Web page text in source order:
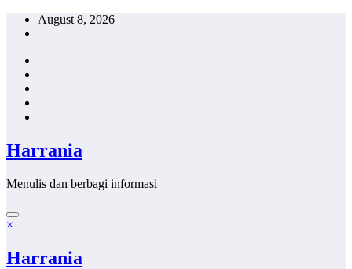
Skip
August 8, 2026
Harrania
Menulis dan berbagi informasi
×
Harrania